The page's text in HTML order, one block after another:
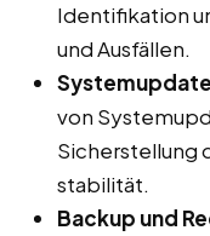
Identifikation
und Ausfällen.
von
Sicherstellung
stabilität.
Backup und